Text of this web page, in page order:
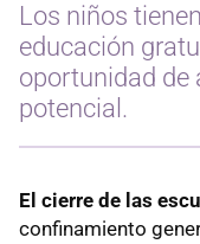
Los niños
educación
oportunidad de
potencial.
El cierre de las
confinamiento